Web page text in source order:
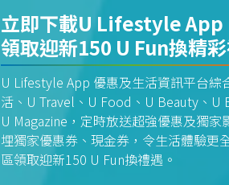
立即下載U Lifestyle App
領取迎新150 U Fun換精彩
U Lifestyle App 優惠及生活資訊平台綜
活、U Travel、U Food、U Beauty、U
U Magazine，定時放送超強優惠及獨
埋獨家優惠券、現金券，令生活體驗更
區領取迎新150 U Fun換禮遇。